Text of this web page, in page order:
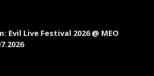
Evil Live Festival 2026 @ MEO